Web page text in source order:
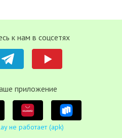
к нам в соцсетях
приложение
не работает (apk)